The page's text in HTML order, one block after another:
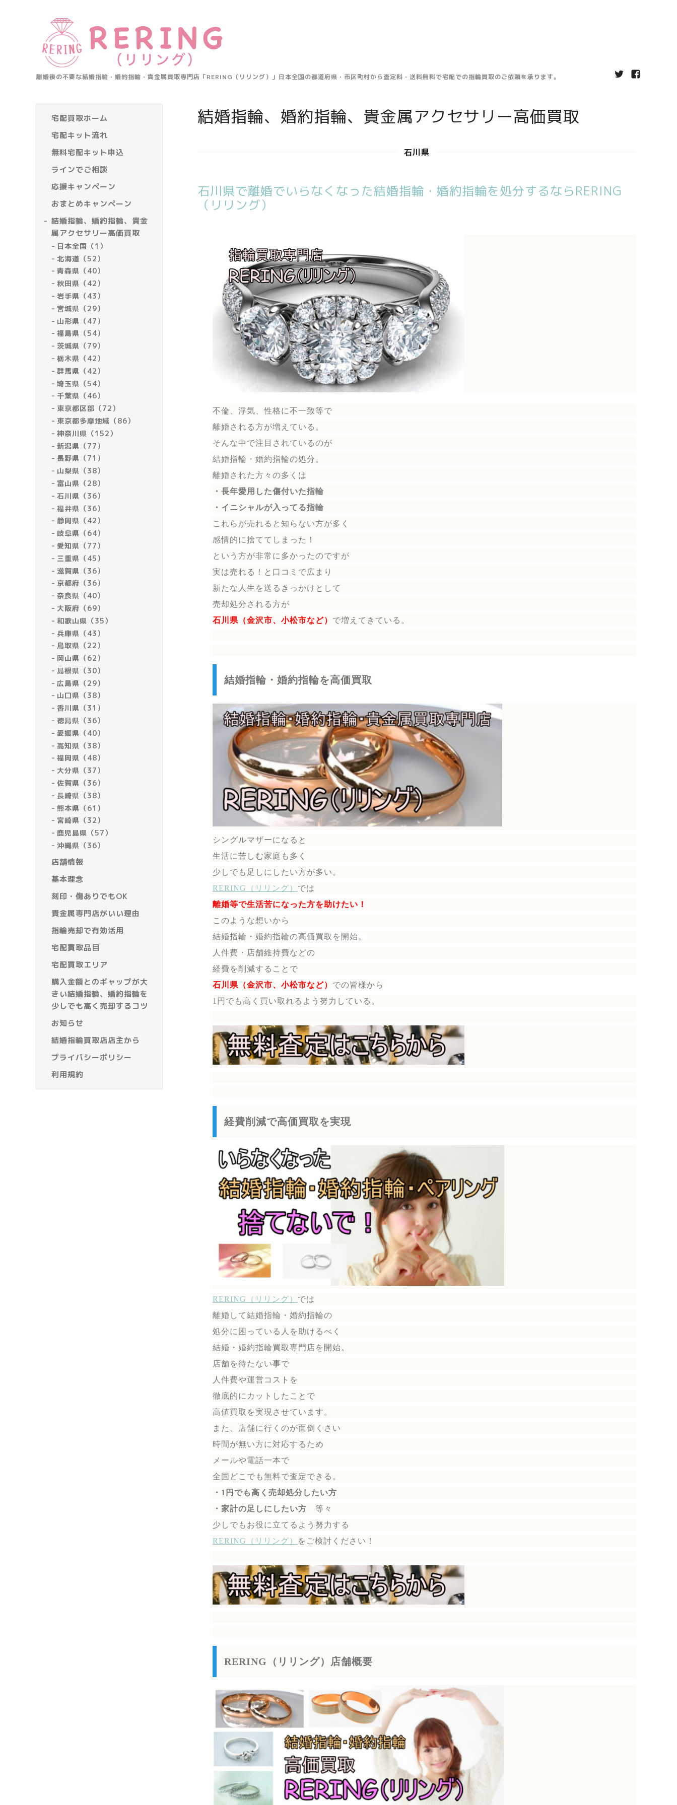
離婚後の不要な結婚指輪・婚約指輪・貴金属買取専門店「RERING（リリング）」日本全国の都道府県・市区町村から査定料・送料無料で宅配での指輪買取のご依頼を承ります。
宅配買取ホーム
宅配キット流れ
無料宅配キット申込
ラインでご相談
応援キャンペーン
おまとめキャンペーン
結婚指輪、婚約指輪、貴金
属アクセサリー高価買取
日本全国（1）
北海道（52）
青森県（40）
秋田県（42）
岩手県（43）
宮城県（29）
山形県（47）
福島県（54）
茨城県（79）
栃木県（42）
群馬県（42）
埼玉県（54）
千葉県（46）
東京都区部（72）
東京都多摩地域（86）
神奈川県（152）
新潟県（77）
長野県（71）
山梨県（38）
富山県（28）
石川県（36）
福井県（36）
静岡県（42）
岐阜県（64）
愛知県（77）
三重県（45）
滋賀県（36）
京都府（36）
奈良県（40）
大阪府（69）
和歌山県（35）
兵庫県（43）
鳥取県（22）
岡山県（62）
島根県（30）
広島県（29）
山口県（38）
香川県（31）
徳島県（36）
愛媛県（40）
高知県（38）
福岡県（48）
大分県（37）
佐賀県（36）
長崎県（38）
熊本県（61）
宮崎県（32）
鹿児島県（57）
沖縄県（36）
店舗情報
基本理念
刻印・傷ありでもOK
貴金属専門店がいい理由
指輪売却で有効活用
宅配買取品目
宅配買取エリア
購入金額とのギャップが大
きい結婚指輪、婚約指輪を
少しでも高く売却するコツ
お知らせ
結婚指輪買取店店主から
プライバシーポリシー
利用規約
結婚指輪、婚約指輪、貴金属アクセサリー高価買取
石川県
石川県で離婚でいらなくなった結婚指輪・婚約指輪を処分するならRERING
（リリング）
不倫、浮気、性格に不一致等で
離婚される方が増えている。
そんな中で注目されているのが
結婚指輪 ・婚約指輪の処分。
離婚された方々の多くは
・長年愛用した傷付いた指輪
・イニシャルが入ってる指輪
これらが売れると知らない方が多く
感情的に捨ててしまった！
という方が非常に多かったのですが
実は売れる！と口コミで広まり
新たな人生を送る きっかけとして
売却処分される方が
石川県（金沢市、小松市など） で増えてきている。
結婚指輪・婚約指輪を高価買取
シングルマザーになると
生活に苦しむ家庭も多く
少しでも足しにしたい方が多い。
RERING（リリング） では
離婚等で生活苦になった方を助けたい！
このような想いから
結婚指輪・婚約指輪の高価買取を開始。
人件費・店舗維持費などの
経費を削減することで
石川県（金沢市、小松市など） での皆様から
1円でも高く買い取れるよう努力している。
経費削減で高価買取を実現
RERING（リリング） では
離婚して結婚指輪・婚約指輪の
処分に困っている人を助けるべく
結婚・婚約指輪買取専門店を開始。
店舗を待たない事で
人件費や運営コストを
徹底的にカットしたことで
高値買取を実現させています。
また、店舗に行くのが面倒くさい
時間が無い方に対応するため
メールや電話一本で
全国どこでも無料で査定できる。
・1円でも高く売却処分したい方
・家計の足しにしたい方 等々
少しでもお役に立てるよう努力する
RERING（リリング）
を ご検討ください！
RERING（リリング）店舗概要